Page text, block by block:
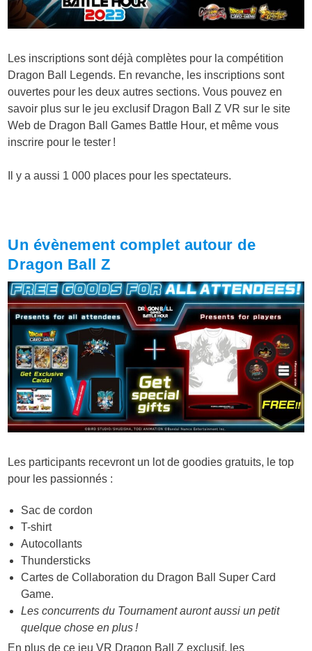
Les inscriptions sont déjà complètes pour la compétition
Dragon Ball Legends. En revanche, les inscriptions sont
ouvertes pour les deux autres sections. Vous pouvez en
savoir plus sur le jeu exclusif Dragon Ball Z VR sur le site
Web de Dragon Ball Games Battle Hour, et même vous
inscrire pour le tester !
Il y a aussi 1 000 places pour les spectateurs.
Un évènement complet autour de
Dragon Ball Z
Les participants recevront un lot de goodies gratuits, le top
pour les passionnés :
Sac de cordon
T-shirt
Autocollants
Thundersticks
Cartes de Collaboration du Dragon Ball Super Card
Game.
Les concurrents du Tournament auront aussi un petit
quelque chose en plus !
En plus de ce jeu VR Dragon Ball Z exclusif, les